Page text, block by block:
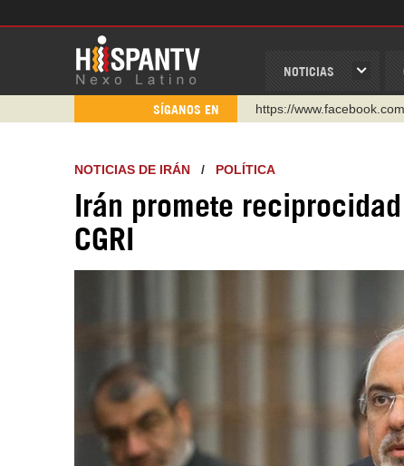
NOTICIAS
SÍGANOS EN
https://
http://twitter.com/
https://t.me/hispantvcanal
https://urmedium.com/c/
Instagram como:
NOTICIAS DE IRÁN / POLÍTICA
Irán promete reciprocidad
CGRI